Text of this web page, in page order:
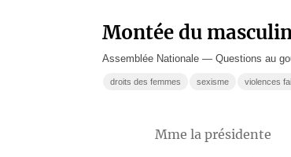
Montée du
Assemblée Nationale — Questions au
droits des femmes sexisme violences
Mme la présidente